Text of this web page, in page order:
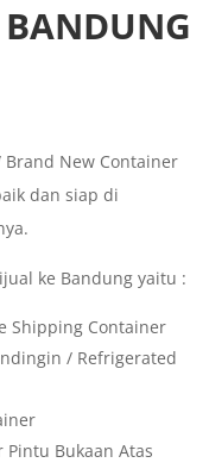
Brand New Container
dan siap di
ke Bandung yaitu :
Shipping Container
/ Refrigerated
Bukaan Atas